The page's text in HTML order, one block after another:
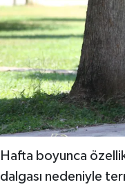
Hafta boyunca
dalgası nedeniyle